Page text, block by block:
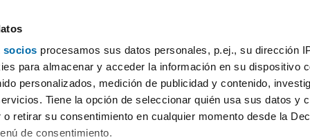
socios procesamos sus datos personales, p.ej., su dirección
para almacenar y acceder la información en su dispositivo
personalizados, medición de publicidad y contenido,
Tiene la opción de seleccionar quién usa sus datos y
retirar su consentimiento en cualquier momento desde la
de consentimiento.
Habitaciones Más filtros - 2
Garcia Barbon Vigo